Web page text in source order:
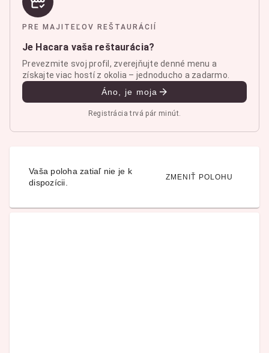
PRE MAJITEĽOV REŠTAURÁCIÍ
Je Hacara vaša reštaurácia?
Prevezmite svoj profil, zverejňujte denné menu a
získajte viac hostí z okolia – jednoducho a zadarmo.
Áno, je moja
Registrácia trvá pár minút.
Vaša poloha zatiaľ nie je k
dispozícii.
ZMENIŤ POLOHU